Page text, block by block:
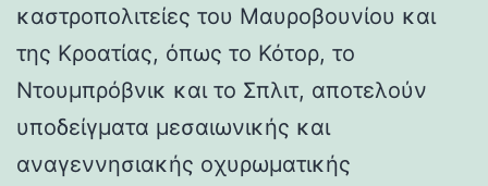
καστροπολιτείες του Μαυροβουνίου και
της Κροατίας, όπως το Κότορ, το
Ντουμπρόβνικ και το Σπλιτ, αποτελούν
υποδείγματα μεσαιωνικής και
αναγεννησιακής οχυρωματικής